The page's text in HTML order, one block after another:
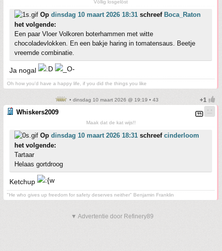
Völlig losgelöst
Op dinsdag 10 maart 2026 18:31 schreef Boca_Raton
het volgende:
Een paar Vloer Volkoren boterhammen met witte
chocoladevlokken. En een bakje haring in tomatensaus. Beetje
vreemde combinatie.
Ja nogal
Oh how you'd have a happy life, if you did the things you like
• dinsdag 10 maart 2026 @ 19:19 • 43
Whiskers2009
Maak dat de kat wijs!!
Op dinsdag 10 maart 2026 18:31 schreef cinderloom
het volgende:
Tartaar
Helaas gortdroog
Ketchup
"He who gives up freedom for safety deserves neither" Benjamin Franklin
▼ Advertentie door Refinery89